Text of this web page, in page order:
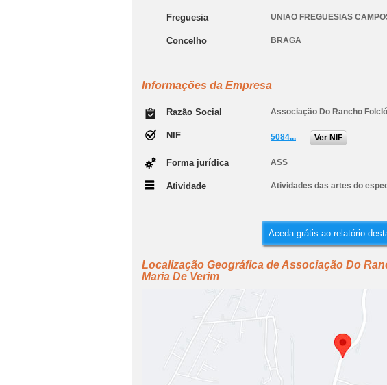
Freguesia UNIAO FREGUESIAS
Concelho BRAGA
Informações da Empresa
Razão Social Associação Do Rancho
NIF 5084... Ver NIF
Forma jurídica ASS
Atividade Atividades das artes do
Aceda grátis ao relatório
Localização Geográfica de Associação Do
Maria De Verim